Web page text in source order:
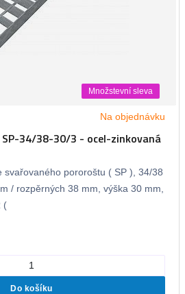
Množstevní sleva
Na objednávku
34/38-30/3 - ocel-zinkovaná
svařovaného pororoštu ( SP ), 34/38
/ rozpěrných 38 mm, výška 30 mm,
(
Do košíku